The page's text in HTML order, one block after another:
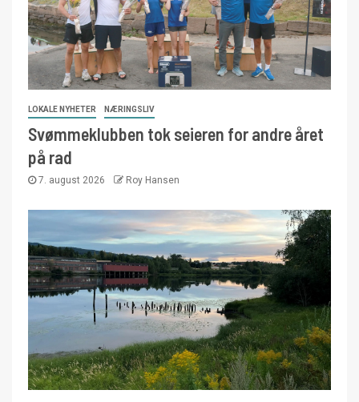
LOKALE NYHETER NÆRINGSLIV
Svømmeklubben tok seieren for andre året
på rad
7. august 2026 Roy Hansen